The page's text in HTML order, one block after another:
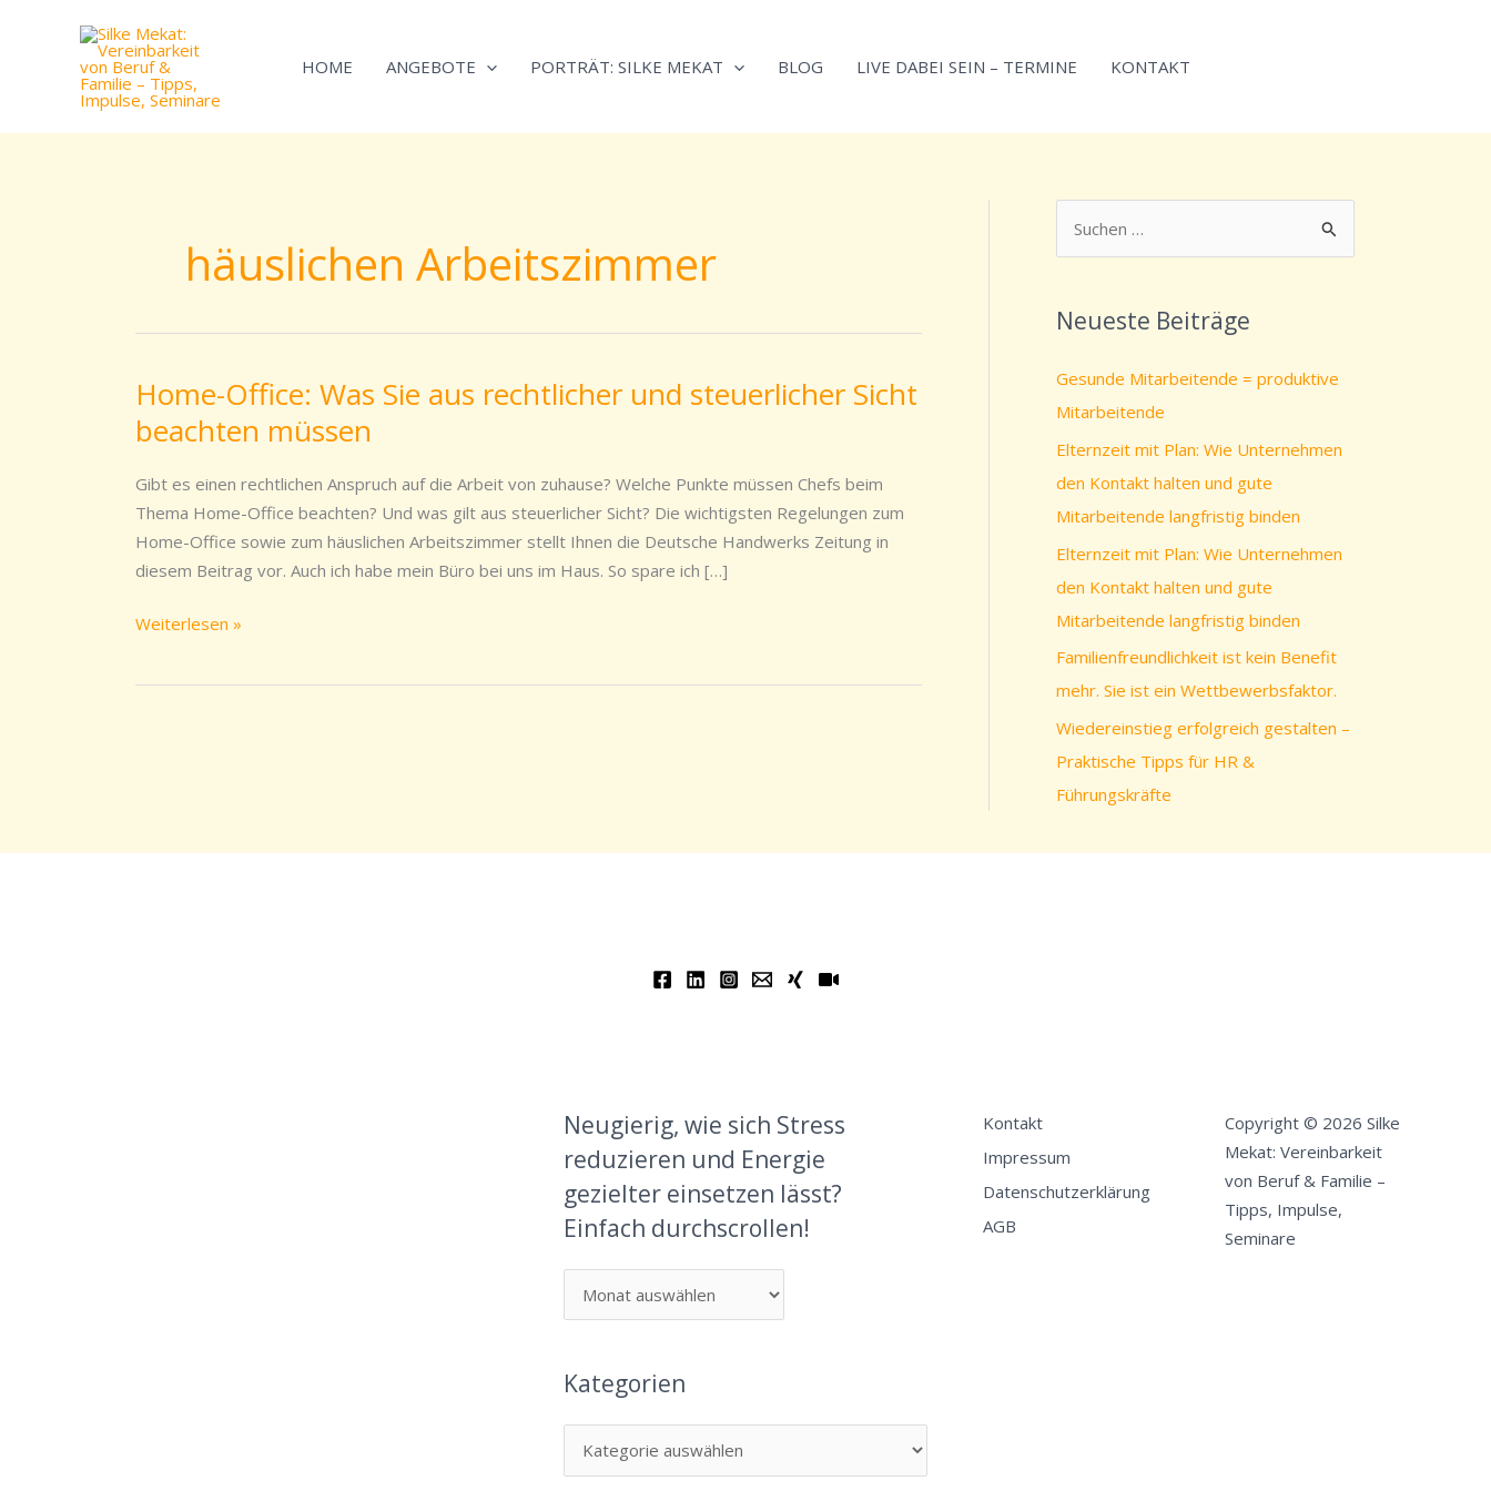
HOME ANGEBOTE PORTRÄT: SILKE MEKAT BLOG LIVE DABEI SEIN – TERMINE KONTAKT
häuslichen Arbeitszimmer
Home-Office: Was Sie aus rechtlicher und steuerlicher Sicht
beachten müssen
Gibt es einen rechtlichen Anspruch auf die Arbeit von zuhause? Welche Punkte müssen Chefs beim
Thema Home-Office beachten? Und was gilt aus steuerlicher Sicht? Die wichtigsten Regelungen zum
Home-Office sowie zum häuslichen Arbeitszimmer stellt Ihnen die Deutsche Handwerks Zeitung in
diesem Beitrag vor. Auch ich habe mein Büro bei uns im Haus. So spare ich […]
Home-
Office:
Was
Sie
aus
rechtlicher
und
Sicht
Weiterlesen »
h
:
Neueste Beiträge
Gesunde Mitarbeitende = produktive
Mitarbeitende
Elternzeit mit Plan: Wie Unternehmen
den Kontakt halten und gute
Mitarbeitende langfristig binden
Elternzeit mit Plan: Wie Unternehmen
den Kontakt halten und gute
Mitarbeitende langfristig binden
Familienfreundlichkeit ist kein Benefit
mehr. Sie ist ein Wettbewerbsfaktor.
Wiedereinstieg erfolgreich gestalten –
Praktische Tipps für HR &
Führungskräfte
Neugierig, wie sich Stress
reduzieren und Energie
gezielter einsetzen lässt?
Einfach durchscrollen!
sich
reduzieren
einsetzen
lässt?
durchscrollen!
Kategorien
Kontakt
Impressum
Datenschutzerklärung
AGB
Copyright © 2026 Silke
Mekat: Vereinbarkeit
von Beruf & Familie –
Tipps, Impulse,
Seminare